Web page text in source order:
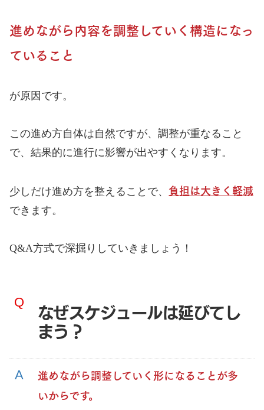
進めながら内容を調整していく構造になっ
ていること
が原因です。
この進め方自体は自然ですが、調整が重なること
で、結果的に進行に影響が出やすくなります。
少しだけ進め方を整えることで、 負担は大きく軽減
できます。
Q&A方式で深掘りしていきましょう！
なぜスケジュールは延びてし
まう？
進めながら調整していく形になることが多
いからです。